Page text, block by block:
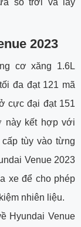
sổ trời và lẫy
2023
cơ xăng 1.6L
đa đạt 121 mã
cực đại đạt 151
này kết hợp với
tùy vào từng
Venue 2023
xe để cho phép
nhiên liệu.
Hyundai Venue